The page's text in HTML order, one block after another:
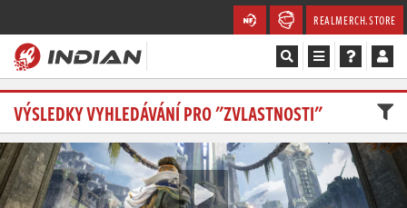
REALMERCH.STORE
Magazín
Recenze
Videa
VÝSLEDKY VYHLEDÁVÁNÍ PRO "ZVLASTNOSTI"